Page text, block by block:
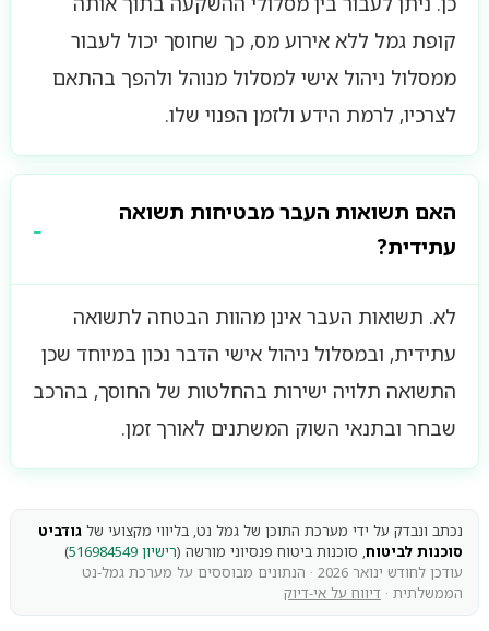
קופת גמל ללא אירוע מס, כך שחוסך יכול לעבור
ממסלול ניהול אישי למסלול מנוהל ולהפך בהתאם
לצרכיו, לרמת הידע ולזמן הפנוי שלו.
האם תשואות העבר מבטיחות תשואה
עתידית?
לא. תשואות העבר אינן מהוות הבטחה לתשואה
עתידית, ובמסלול ניהול אישי הדבר נכון במיוחד שכן
התשואה תלויה ישירות בהחלטות של החוסך, בהרכב
שבחר ובתנאי השוק המשתנים לאורך זמן.
נכתב ונבדק על ידי מערכת התוכן של גמל נט, בליווי מקצועי של גודביט
סוכנות לביטוח, סוכנות ביטוח פנסיוני מורשה (רישיון 516984549
)
עודכן לחודש ינואר 2026 · הנתונים מבוססים על מערכת גמל-נט
הממשלתית · דיווח על אי-דיוק